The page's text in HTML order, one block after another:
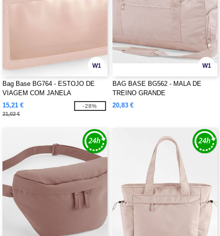
W1
Bag Base BG764 - ESTOJO DE
VIAGEM COM JANELA
TRANSPARENTE BOUTIQUE
15,21 €
21,02 €
-28%
W1
BAG BASE BG562 - MALA DE
TREINO GRANDE
20,83 €